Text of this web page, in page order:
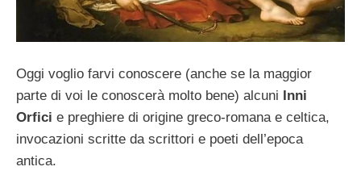
Oggi voglio farvi conoscere (anche se la maggior
parte di voi le conoscerà molto bene) alcuni Inni
Orfici e preghiere di origine greco-romana e celtica,
invocazioni scritte da scrittori e poeti dell’epoca
antica.